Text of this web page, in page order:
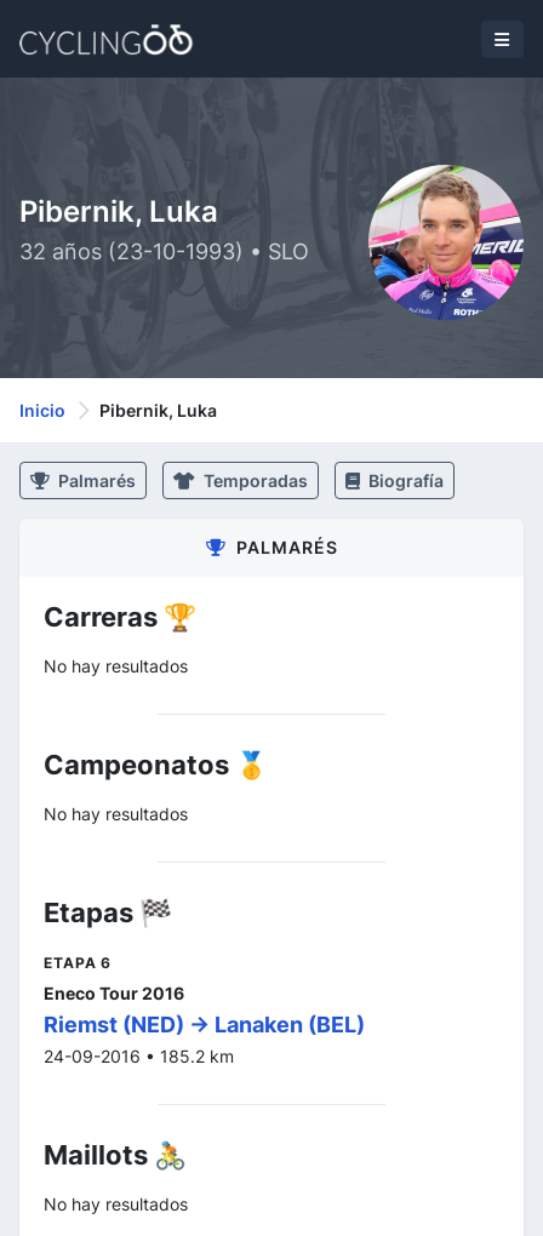
Pibernik, Luka
32 años (23-10-1993) • SLO
Inicio Pibernik, Luka
Palmarés Temporadas Biografía
PALMARÉS
Carreras 🏆
No hay resultados
Campeonatos 🥇
No hay resultados
Etapas 🏁
ETAPA 6
Eneco Tour 2016
Riemst (NED) -> Lanaken (BEL)
24-09-2016 • 185.2 km
Maillots 🚴
No hay resultados